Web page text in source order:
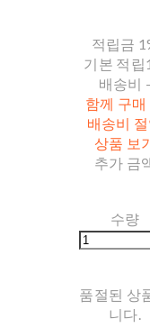
적립금
기본 적립
배송비 -
함께 구매
배송비
상품 보
추가 금
수량
품절된 상
니다.